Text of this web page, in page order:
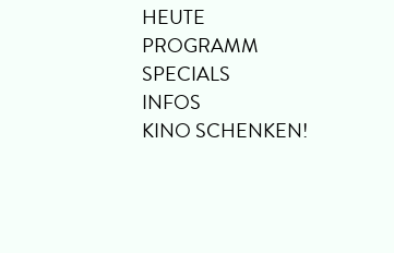
HEUTE
PROGRAMM
SPECIALS
INFOS
KINO SCHENKEN!